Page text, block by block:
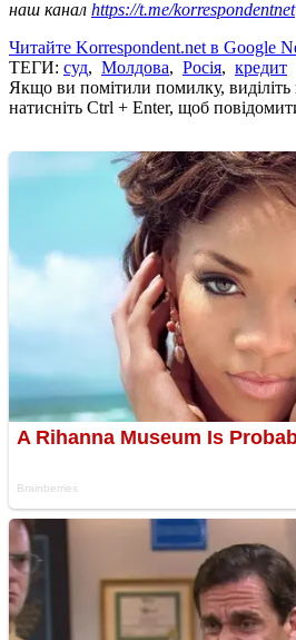
наш канал https://t.me/korrespondentnet
Читайте Korrespondent.net в Google
ТЕГИ: суд, Молдова, Росія, кредит
Якщо ви помітили помилку, виділіть
натисніть Ctrl + Enter, щоб